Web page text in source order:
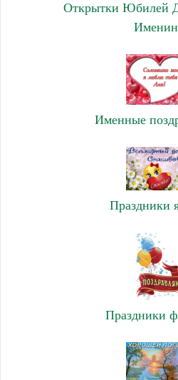
Открытки Юбилей
Именные
Праздники
Праздники